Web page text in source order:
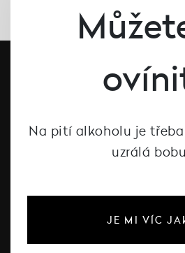
Bílé víno
Červené
Na pití alkoholu je
uzrálá
JE MI VÍC